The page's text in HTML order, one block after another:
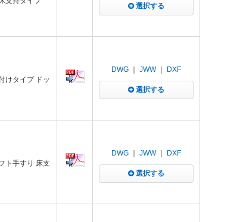
選択する
けタイプ ドッ
DWG JWW｜ DXF
選択する
ト手すり 床支
DWG JWW｜ DXF
選択する